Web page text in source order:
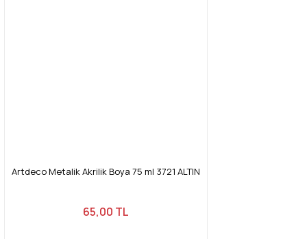
Artdeco Metalik Akrilik Boya 75 ml 3721 ALTIN
65,00 TL